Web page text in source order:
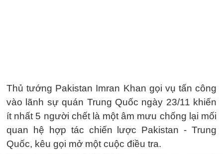
Thủ tướng Pakistan Imran Khan gọi vụ tấn công
vào lãnh sự quán Trung Quốc ngày 23/11 khiến
ít nhất 5 người chết là một âm mưu chống lại mối
quan hệ hợp tác chiến lược Pakistan - Trung
Quốc, kêu gọi mở một cuộc điều tra.